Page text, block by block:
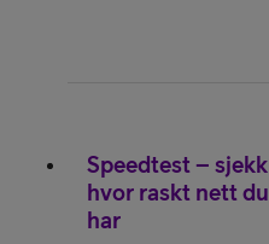
Speedtest – sjekk
hvor raskt nett du
har